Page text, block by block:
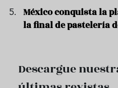
México conquista la
la final de pastelería
Descargue